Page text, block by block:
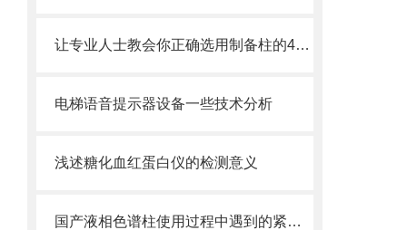
让专业人士教会你正确选用制备柱的4个重要知识点
电梯语音提示器设备一些技术分析
浅述糖化血红蛋白仪的检测意义
国产液相色谱柱使用过程中遇到的紧急问题